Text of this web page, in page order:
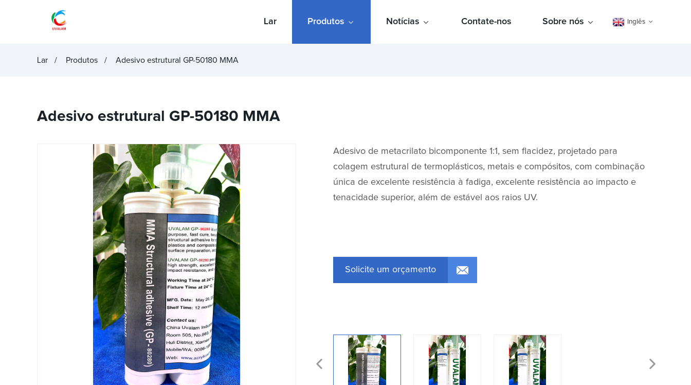
Lar Produtos Notícias Contate-nos Sobre nós Inglês
Lar Produtos Adesivo estrutural GP-50180 MMA
Adesivo estrutural GP-50180 MMA
Adesivo de metacrilato bicomponente 1:1, sem flacidez, projetado para
colagem estrutural de termoplásticos, metais e compósitos, com combinação
única de excelente resistência à fadiga, excelente resistência ao impacto e
tenacidade superior, além de estável aos raios UV.
Solicite um orçamento